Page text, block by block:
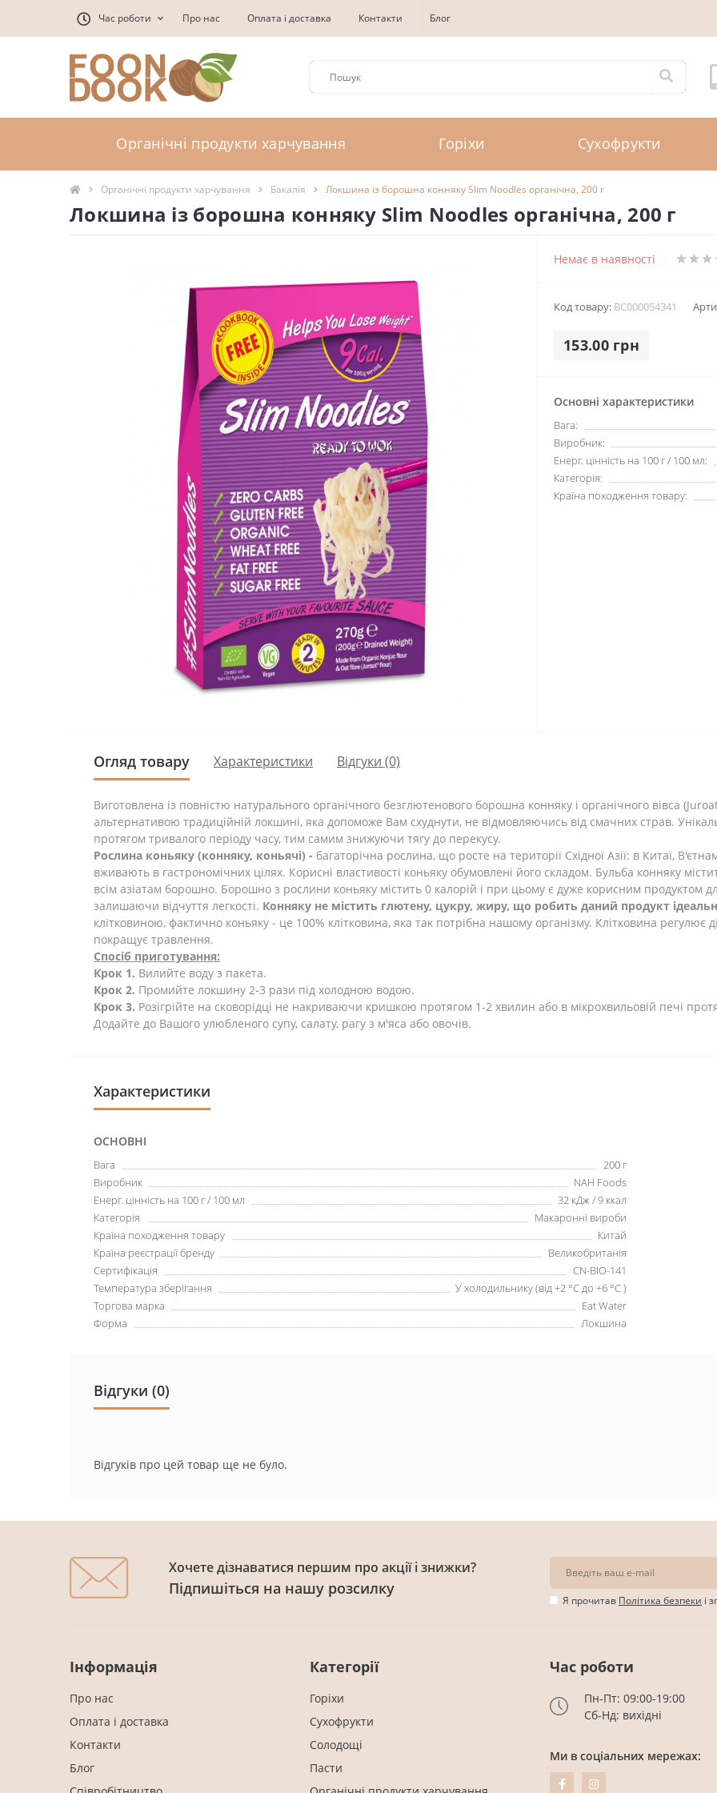
Час роботи Про нас Оплата і доставка Контакти Блог
Органічні продукти харчування Горіхи Сухофрукти
Органічні продукти харчування Бакалія Локшина із борошна конняку Slim Noodles органічна, 200 г
Локшина із борошна конняку Slim Noodles органічна, 200 г
Немає в наявності
Код товару: BC000054341
153.00 грн
Основні характеристики
Вага:
Виробник:
Енерг. цінність на 100 г / 100 мл:
Категорія:
Країна походження товару:
Огляд товару Характеристики Відгуки (0)
Виготовленa із повністю натурального органічного безглютенового борошна конняку і органічного вівса (
альтернативою традиційній локшині, яка допоможе Вам схуднути, не відмовляючись від смачних страв.
протягом тривалого періоду часу, тим самим знижуючи тягу до перекусу.
Рослина коньяку (конняку, коньячі) - багаторічна рослина, що росте на території Східної Азії: в Китаї,
вживають в гастрономічних цілях. Корисні властивості коньяку обумовлені його складом. Бульба конняку
всім азіатам борошно. Борошно з рослини коньяку містить 0 калорій і при цьому є дуже корисним продуктом
залишаючи відчуття легкості. Конняку не містить глютену, цукру, жиру, що робить даний продукт
клітковиною, фактично коньяку - це 100% клітковина, яка так потрібна нашому організму. Клітковина регулює
покращує травлення.
Спосіб приготування:
Крок 1. Вилийте воду з пакета.
Крок 2. Промийте локшину 2-3 рази під холодною водою.
Крок 3. Розігрійте на сковорідці не накриваючи кришкою протягом 1-2 хвилин або в мікрохвильовій печі
Додайте до Вашого улюбленого супу, салату, рагу з м'яса або овочів.
Характеристики
ОСНОВНІ
Вага
200 г
Виробник
NAH Foods
Енерг. цінність на 100 г / 100 мл
32 кДж / 9 ккал
Категорія
Макаронні вироби
Країна походження товару
Китай
Країна реєстрації бренду
Великобританія
Сертифікація
CN-BIO-141
Температура зберігання
У холодильнику (від +2 °C до +6 °C )
Торгова марка
Eat Water
Форма
Локшина
Відгуки (0)
Відгуків про цей товар ще не було.
Хочете дізнаватися першим про акції і знижки?
Підпишіться на нашу розсилку
Я прочитав Політика безпеки і
Інформація
Про нас
Оплата і доставка
Контакти
Блог
Категорії
Горіхи
Cухофрукти
Солодощі
Пасти
Час роботи
Пн-Пт: 09:00-19:00
Сб-Нд: вихідні
Ми в соціальних мережах: